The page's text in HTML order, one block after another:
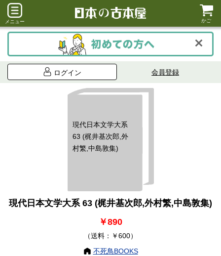
メニュー かご
ログイン 会員登録
現代日本文学大系
63 (梶井基次郎,外
村繁,中島敦集)
現代日本文学大系 63 (梶井基次郎,外村繁,中島敦集)
￥890
（送料：￥600）
不死鳥BOOKS